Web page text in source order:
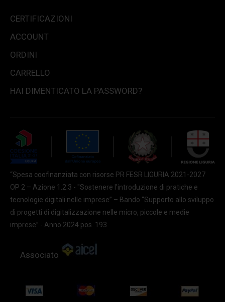
CERTIFICAZIONI
ACCOUNT
ORDINI
CARRELLO
HAI DIMENTICATO LA PASSWORD?
“Spesa coofinanziata con risorse PR FESR LIGURIA 2021-2027
OP 2 – Azione 1.2.3 - "Sostenere l'introduzione di pratiche e
tecnologie digitali nelle imprese” – Bando “Supporto allo sviluppo
di progetti di digitalizzazione nelle micro, piccole e medie
imprese” - Anno 2024 pos. 193
Associato